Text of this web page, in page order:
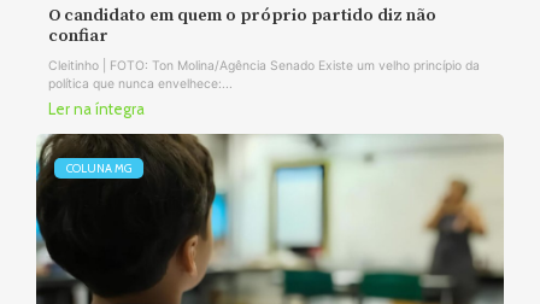
O candidato em quem o próprio partido diz não
confiar
Cleitinho | FOTO: Ton Molina/Agência Senado Existe um velho princípio da
política que nunca envelhece:...
Ler na íntegra
COLUNA MG